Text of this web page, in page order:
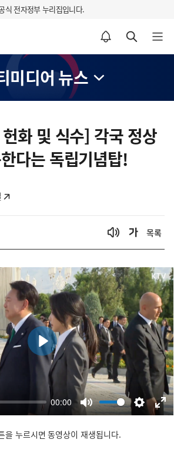
식 전자정부 누리집입니다.
알림설정 바로가기 검색 바로가기 메뉴 열기
미디어 뉴스
화 및 식수] 각국 정상
다는 독립기념탑!
목록
을 누르시면 동영상이 재생됩니다.